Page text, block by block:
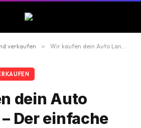
verkaufen » Wir kaufen dein Auto Landshut – Der einfache Weg, Ihr Auto zu verkaufen
dein Auto
Der einfache